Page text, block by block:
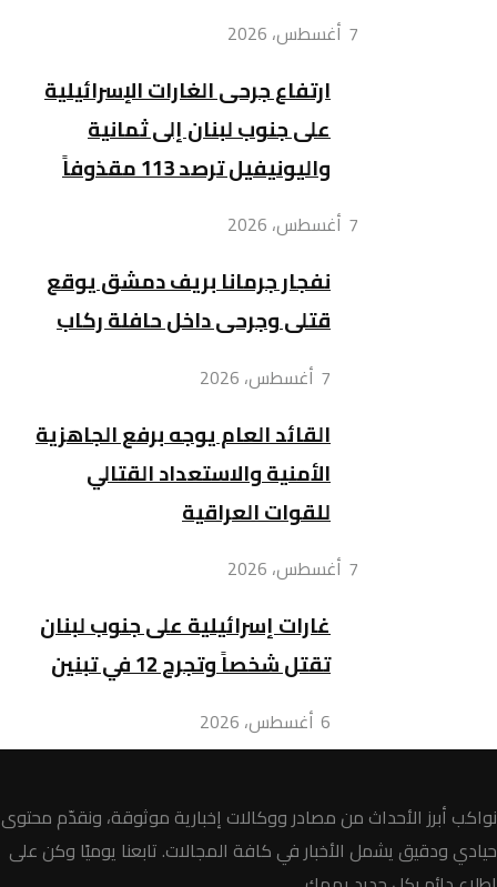
7 أغسطس، 2026
ارتفاع جرحى الغارات الإسرائيلية
على جنوب لبنان إلى ثمانية
واليونيفيل ترصد 113 مقذوفاً
7 أغسطس، 2026
نفجار جرمانا بريف دمشق يوقع
قتلى وجرحى داخل حافلة ركاب
7 أغسطس، 2026
القائد العام يوجه برفع الجاهزية
الأمنية والاستعداد القتالي
للقوات العراقية
7 أغسطس، 2026
غارات إسرائيلية على جنوب لبنان
تقتل شخصاً وتجرح 12 في تبنين
6 أغسطس، 2026
نواكب أبرز الأحداث من مصادر ووكالات إخبارية موثوقة، ونقدّم محتوى
حيادي ودقيق يشمل الأخبار في كافة المجالات. تابعنا يوميًا وكن على